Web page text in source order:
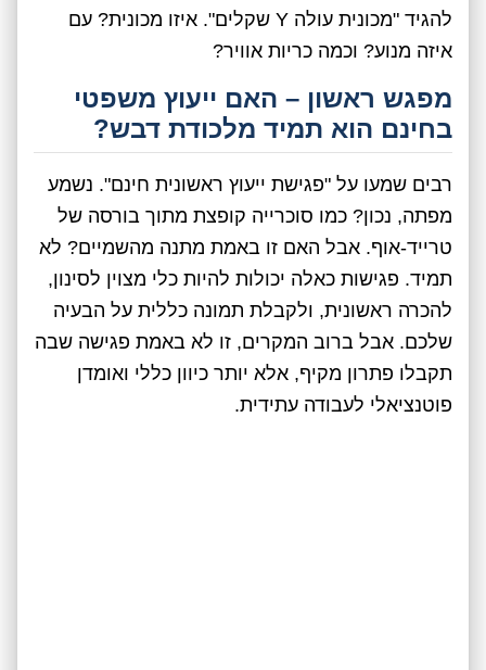
להגיד "מכונית עולה Y שקלים". איזו מכונית? עם
איזה מנוע? וכמה כריות אוויר?
מפגש ראשון – האם ייעוץ משפטי
בחינם הוא תמיד מלכודת דבש?
רבים שמעו על "פגישת ייעוץ ראשונית חינם". נשמע
מפתה, נכון? כמו סוכרייה קופצת מתוך בורסה של
טרייד-אוף. אבל האם זו באמת מתנה מהשמיים? לא
תמיד. פגישות כאלה יכולות להיות כלי מצוין לסינון,
להכרה ראשונית, ולקבלת תמונה כללית על הבעיה
שלכם. אבל ברוב המקרים, זו לא באמת פגישה שבה
תקבלו פתרון מקיף, אלא יותר כיוון כללי ואומדן
פוטנציאלי לעבודה עתידית.